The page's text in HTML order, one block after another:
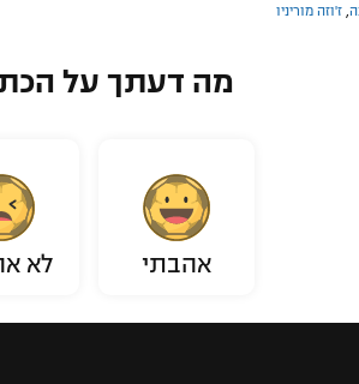
ז'וזה מוריניו
מה דעתך על
אהבתי לא